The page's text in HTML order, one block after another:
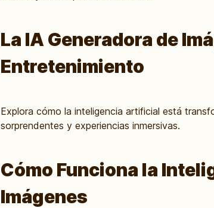
La IA Generadora de
Entretenimiento
Explora cómo la inteligencia artificial está
sorprendentes y experiencias inmersivas.
Cómo Funciona la
Imágenes